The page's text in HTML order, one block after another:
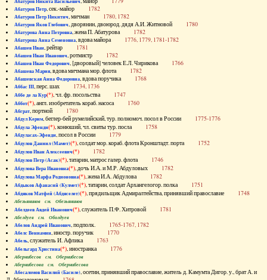
Абатуров Петр, сек.-майор 1782
Абатуров Петр Никитич, мичман 1780, 1782
Абатуров Яков Глебович, дворянин, двоюрод. дядя А.И. Житновой 1780
Абатурова Анна Петровна, жена П. Абатурова 1782
Абатурова Анна Семеновна, вдова майора 1776, 1779, 1781-1782
Абашев Иван, рейтар 1781
Абашев Иван Иванович, ротмистр 1782
Абашев Иван Федорович, [дворовый] человек Е.Л. Чирикова 1766
Абашева Мария, вдова мичмана мор. флота 1782
Абашевская Анна Федоровна, вдова поручика 1768
Аббас III, перс. шах 1734, 1736
Аббе де ла Кур(*), чл. фр. посольства 1747
Аббот(*), англ. изобретатель кораб. насоса 1760
Абграт, портной 1780
Абдул Керим, беглер-бей румелийский, тур. полномоч. посол в России 1775-1776
Абдула Эфенди(*), конюший, чл. свиты тур. посла 1758
Абдуласах-Эфенди, посол в России 1779
Абдулов Даниил (Мамет)(*), солдат мор. кораб. флота Кронштадт. порта 1752
Абдулов Иван Алексеевич(*) 1782
Абдулов Петр (Асак)(*), татарин, матрос галер. флота 1746
Абдулова Вера Ивановна(*), дочь И.А. и М.Р. Абдуловых 1782
Абдулова Марфа Родионовна(*), жена И.А. Абдулова 1782
Абдыков Афанасий (Кулмет)(*), татарин, солдат Архангелогор. полка 1751
Абдяков Матфей (Абдяселет)(*), прядильщик Адмиралтейства, принявший православие 1748
Абезьянинов см. Обезьянинов
Абелдеев Авдей Иванович(*), служитель П.Ф. Хитровой 1781
Абелдуев см. Оболдуев
Абелов Андрей Иванович, подполк. 1765-1767, 1782
Абелс Вениамин, иностр. поручик 1770
Абель, служитель И. Афлика 1763
Абельгард Христина(*), иностранка 1776
Абернибесов см. Обернибесов
Абернибесова см. Обернибесова
Абесаломов Василий (Басиле), осетин, принявший православие, житель д. Камумта Дигор. у., брат А. и